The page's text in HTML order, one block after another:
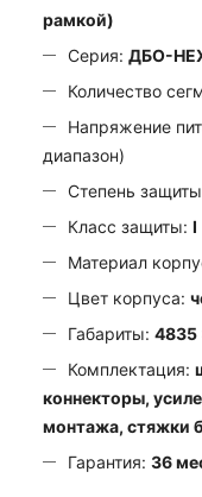
рамкой)
Серия: ДБО-
Количество
Напряжение
диапазон)
Степень
Класс защиты: I
Материал
Цвет корпуса:
Габариты: 4835
Комплектация:
коннекторы,
монтажа, стяжки
Гарантия: 36